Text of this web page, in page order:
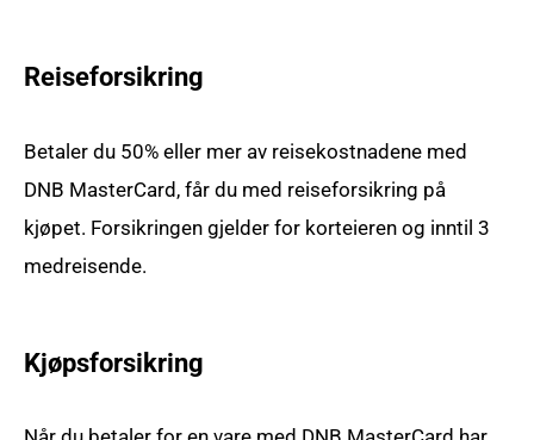
Reiseforsikring
Betaler du 50% eller mer av reisekostnadene med
DNB MasterCard, får du med reiseforsikring på
kjøpet. Forsikringen gjelder for korteieren og inntil 3
medreisende.
Kjøpsforsikring